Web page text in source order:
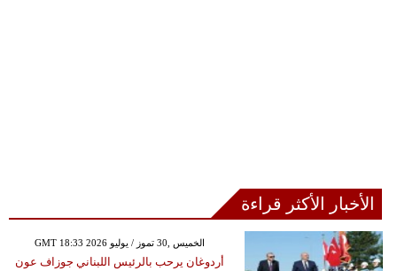
الأخبار الأكثر قراءة
GMT 18:33 2026 الخميس ,30 تموز / يوليو
أردوغان يرحب بالرئيس اللبناني جوزاف عون